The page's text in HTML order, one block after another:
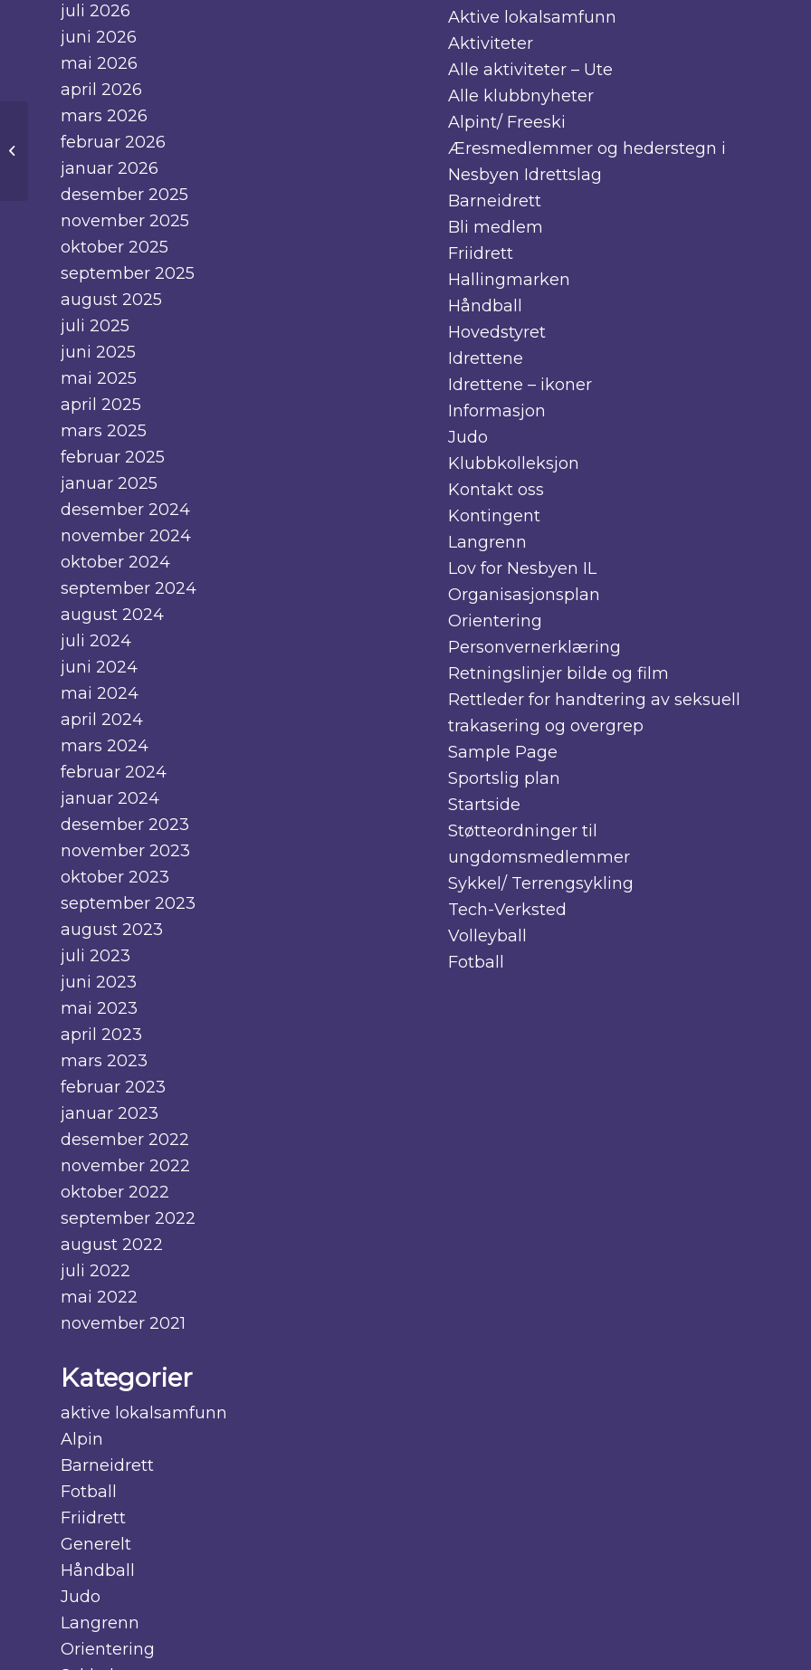
juli 2026
juni 2026
mai 2026
april 2026
mars 2026
februar 2026
januar 2026
desember 2025
november 2025
oktober 2025
september 2025
august 2025
juli 2025
juni 2025
mai 2025
april 2025
mars 2025
februar 2025
januar 2025
desember 2024
november 2024
oktober 2024
september 2024
august 2024
juli 2024
juni 2024
mai 2024
april 2024
mars 2024
februar 2024
januar 2024
desember 2023
november 2023
oktober 2023
september 2023
august 2023
juli 2023
juni 2023
mai 2023
april 2023
mars 2023
februar 2023
januar 2023
desember 2022
november 2022
oktober 2022
september 2022
august 2022
juli 2022
mai 2022
november 2021
Kategorier
aktive lokalsamfunn
Alpin
Barneidrett
Fotball
Friidrett
Generelt
Håndball
Judo
Langrenn
Orientering
Aktive lokalsamfunn
Aktiviteter
Alle aktiviteter – Ute
Alle klubbnyheter
Alpint/ Freeski
Æresmedlemmer og hederstegn i
Nesbyen Idrettslag
Barneidrett
Bli medlem
Friidrett
Hallingmarken
Håndball
Hovedstyret
Idrettene
Idrettene – ikoner
Informasjon
Judo
Klubbkolleksjon
Kontakt oss
Kontingent
Langrenn
Lov for Nesbyen IL
Organisasjonsplan
Orientering
Personvernerklæring
Retningslinjer bilde og film
Rettleder for handtering av seksuell
trakasering og overgrep
Sample Page
Sportslig plan
Startside
Støtteordninger til
ungdomsmedlemmer
Sykkel/ Terrengsykling
Tech-Verksted
Volleyball
Fotball
Barneidrettstrenerkurs!!!